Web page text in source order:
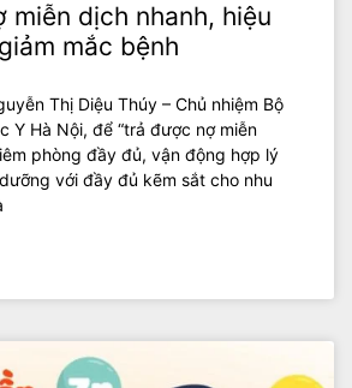
miễn dịch nhanh, hiệu
mắc bệnh
Thị Diệu Thúy – Chủ nhiệm Bộ
Y Hà Nội, để “trả được nợ miễn
phòng đầy đủ, vận động hợp lý
với đầy đủ kẽm sắt cho nhu